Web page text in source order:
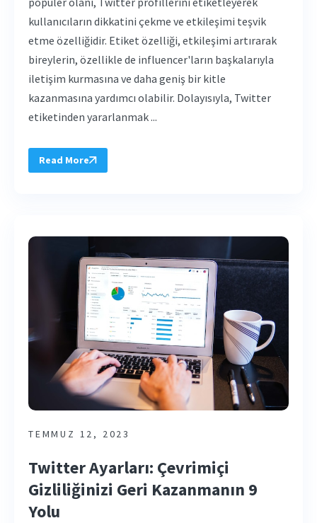
kullanıcıların dikkatini çekme ve etkileşimi teşvik
etme özelliğidir. Etiket özelliği, etkileşimi artırarak
bireylerin, özellikle de influencer'ların başkalarıyla
iletişim kurmasına ve daha geniş bir kitle
kazanmasına yardımcı olabilir. Dolayısıyla, Twitter
etiketinden yararlanmak ...
Read More
TEMMUZ 12, 2023
Twitter Ayarları: Çevrimiçi
Gizliliğinizi Geri Kazanmanın 9
Yolu